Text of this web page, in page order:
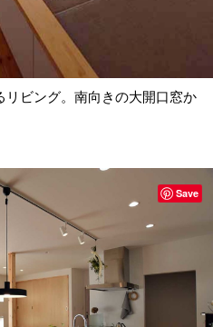
リビング。南向きの大開口窓か
Save